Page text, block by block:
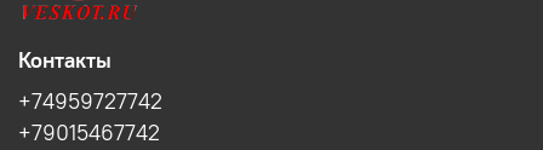
Контакты
+74959727742
+79015467742